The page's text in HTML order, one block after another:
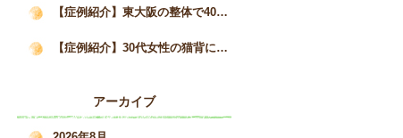
【症例紹介】東大阪の整体で40代女性の猫背・巻き肩を改善｜慢性的な肩こりと疲労感の変化｜姿勢矯正院スタイルケア
【症例紹介】30代女性の猫背による肩こり・腰痛を根本改善した施術事例｜姿勢矯正院スタイルケア
アーカイブ